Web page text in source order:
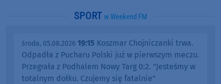
SPORT w Weekend FM
środa, 05.08.2026 19:15 Koszmar Chojniczanki trwa.
Odpadła z Pucharu Polski już w pierwszym meczu.
Przegrała z Podhalem Nowy Targ 0:2. "Jesteśmy w
totalnym dołku. Czujemy się fatalnie"